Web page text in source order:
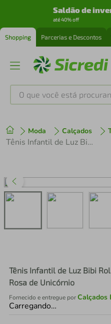
Saldão de
até 40% off
Shopping Parcerias e Descontos
O que você está
Moda Calçados
Tênis Infantil de Luz Bibi Roller Celebration 3.0 Rosa de Unicórnio
Tênis Infantil de Luz Bibi
Rosa de Unicórnio
Fornecido e entregue porCalçados
Carregando…
1º tenis
perfume